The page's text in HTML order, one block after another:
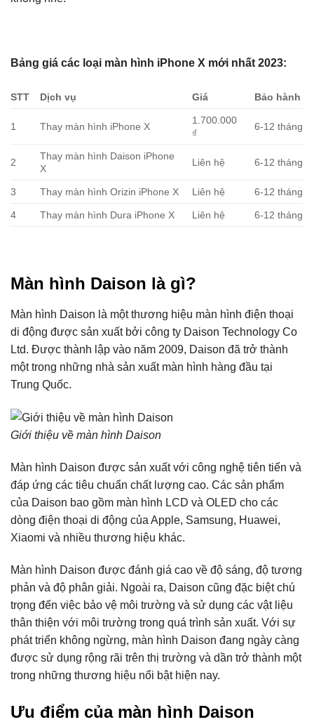
Bảng giá các loại màn hình iPhone X mới nhất 2023:
STT Dịch vụ Giá Bảo hành
1 Thay màn hình iPhone X
1.700.000
₫
6-12 tháng
2
Thay màn hình Daison iPhone
X
Liên hệ 6-12 tháng
3 Thay màn hình Orizin iPhone X Liên hệ 6-12 tháng
4 Thay màn hình Dura iPhone X Liên hệ 6-12 tháng
Màn hình Daison là gì?
Màn hình Daison là một thương hiệu màn hình điện thoại
di động được sản xuất bởi công ty Daison Technology Co
Ltd. Được thành lập vào năm 2009, Daison đã trở thành
một trong những nhà sản xuất màn hình hàng đầu tại
Trung Quốc.
Giới thiệu về màn hình Daison
Màn hình Daison được sản xuất với công nghệ tiên tiến và
đáp ứng các tiêu chuẩn chất lượng cao. Các sản phẩm
của Daison bao gồm màn hình LCD và OLED cho các
dòng điện thoại di động của Apple, Samsung, Huawei,
Xiaomi và nhiều thương hiệu khác.
Màn hình Daison được đánh giá cao về độ sáng, độ tương
phản và độ phân giải. Ngoài ra, Daison cũng đặc biệt chú
trọng đến việc bảo vệ môi trường và sử dụng các vật liệu
thân thiện với môi trường trong quá trình sản xuất. Với sự
phát triển không ngừng, màn hình Daison đang ngày càng
được sử dụng rộng rãi trên thị trường và dần trở thành một
trong những thương hiệu nổi bật hiện nay.
Ưu điểm của màn hình Daison